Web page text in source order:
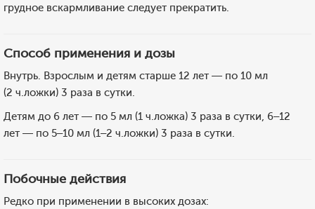
грудное вскармливание следует прекратить.
Способ применения и дозы
Внутрь. Взрослым и детям старше 12 лет — по 10 мл
(2 ч.ложки) 3 раза в сутки.
Детям до 6 лет — по 5 мл (1 ч.ложка) 3 раза в сутки, 6–12
лет — по 5–10 мл (1–2 ч.ложки) 3 раза в сутки.
Побочные действия
Редко при применении в высоких дозах: